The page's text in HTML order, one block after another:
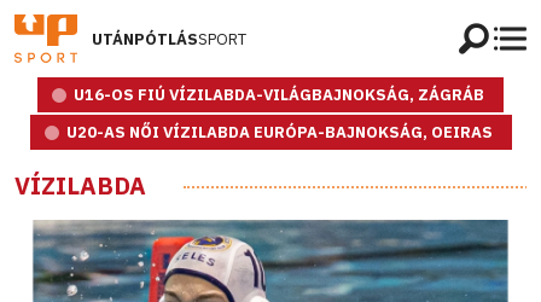
UTÁNPÓTLÁSSPORT
U16-OS FIÚ VÍZILABDA-VILÁGBAJNOKSÁG, ZÁGRÁB
U20-AS NŐI VÍZILABDA EURÓPA-BAJNOKSÁG, OEIRAS
VÍZILABDA